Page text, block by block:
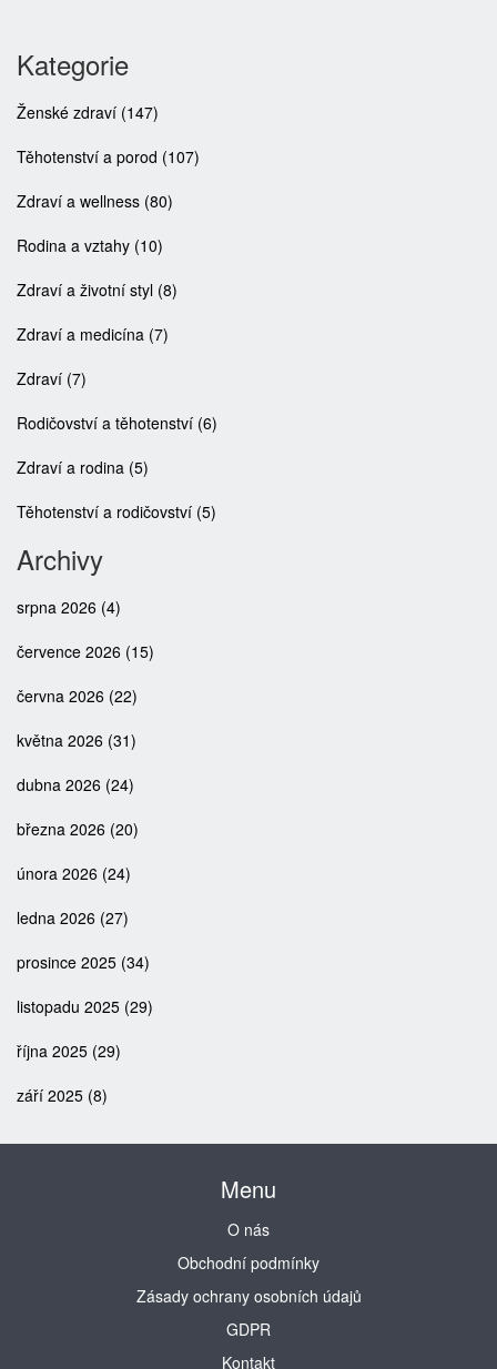
Kategorie
Ženské zdraví (147)
Těhotenství a porod (107)
Zdraví a wellness (80)
Rodina a vztahy (10)
Zdraví a životní styl (8)
Zdraví a medicína (7)
Zdraví (7)
Rodičovství a těhotenství (6)
Zdraví a rodina (5)
Těhotenství a rodičovství (5)
Archivy
srpna 2026 (4)
července 2026 (15)
června 2026 (22)
května 2026 (31)
dubna 2026 (24)
března 2026 (20)
února 2026 (24)
ledna 2026 (27)
prosince 2025 (34)
listopadu 2025 (29)
října 2025 (29)
září 2025 (8)
Menu
O nás
Obchodní podmínky
Zásady ochrany osobních údajů
GDPR
Kontakt